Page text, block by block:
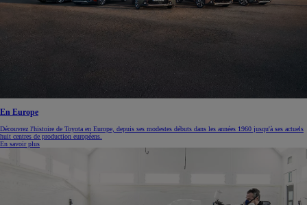
En Europe
Découvrez l'histoire de Toyota en Europe, depuis ses modestes débuts dans les années 1960 jusqu'à ses actuels
huit centres de production européens.
En savoir plus